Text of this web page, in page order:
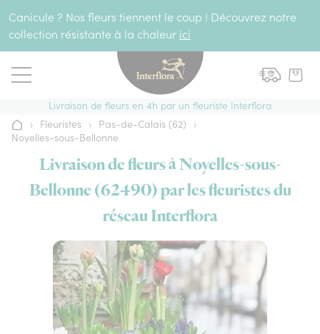
Canicule ? Nos fleurs tiennent le coup ! Découvrez notre
collection résistante à la chaleur ici
Livraison de fleurs en 4h par un fleuriste Interflora
Accueil
› Fleuristes › Pas-de-Calais (62)
›
Noyelles-sous-Bellonne
Livraison de fleurs à Noyelles-sous-
Bellonne (62490) par les fleuristes du
réseau Interflora